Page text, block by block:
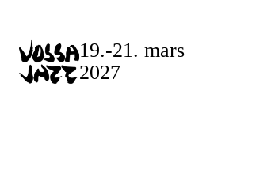
content
19.-21. mars
2027